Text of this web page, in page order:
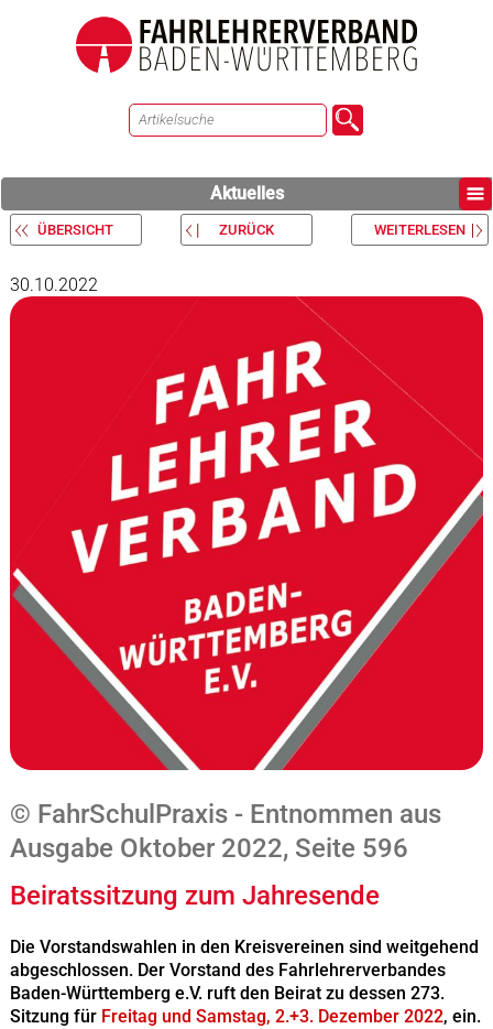
Aktuelles
ÜBERSICHT ZURÜCK WEITERLESEN
30.10.2022
© FahrSchulPraxis - Entnommen aus
Ausgabe Oktober 2022, Seite 596
Beiratssitzung zum Jahresende
Die Vorstandswahlen in den Kreisvereinen sind weitgehend
abgeschlossen. Der Vorstand des Fahrlehrerverbandes
Baden-Württemberg e.V. ruft den Beirat zu dessen 273.
Sitzung für Freitag und Samstag, 2.+3. Dezember 2022, ein.